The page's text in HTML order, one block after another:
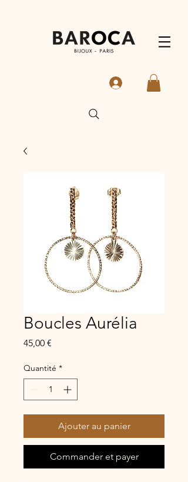
Boucles Aurélia
45,00 €
Quantité *
Ajouter au panier
Commander et payer